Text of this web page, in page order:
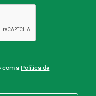
com a Política de